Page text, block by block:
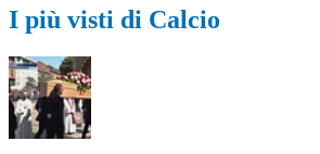
I più visti di Calcio